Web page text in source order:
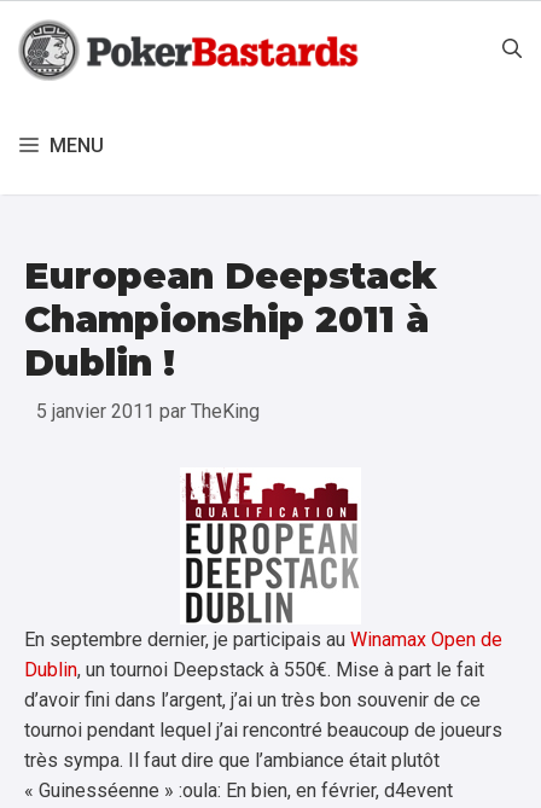
contenu
MENU
European Deepstack
Championship 2011 à
Dublin !
5 janvier 2011 par TheKing
En septembre dernier, je participais au Winamax Open de
Dublin, un tournoi Deepstack à 550€. Mise à part le fait
d’avoir fini dans l’argent, j’ai un très bon souvenir de ce
tournoi pendant lequel j’ai rencontré beaucoup de joueurs
très sympa. Il faut dire que l’ambiance était plutôt
« Guinesséenne » :oula: En bien, en février, d4event